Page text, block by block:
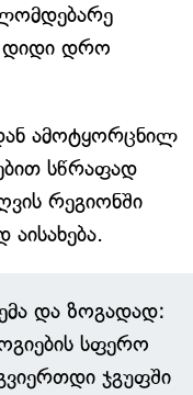
დიდი დრო
ამოტყორცნილ
სწრაფად
რეგიონში
და ზოგადად:
სფერო
ჯგუფში